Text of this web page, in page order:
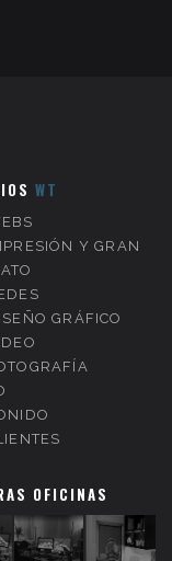
WT
Y GRAN
GRÁFICO
OFICINAS